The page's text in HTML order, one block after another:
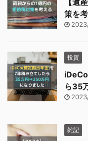
策を
投資
ら35
雑記